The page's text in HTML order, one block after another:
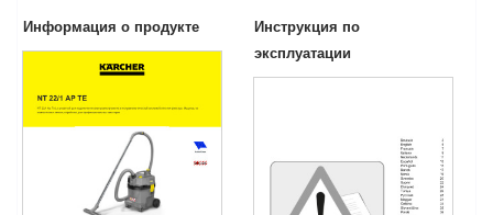
Информация о продукте
Инструкция по
эксплуатации